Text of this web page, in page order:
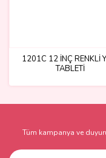
1201C 12 İNÇ RENKLİ
TABLETİ
Tüm kampanya ve